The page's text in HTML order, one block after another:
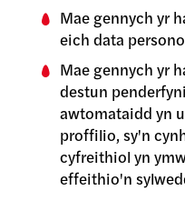
Mae gennych yr
eich data
Mae gennych yr
destun
awtomataidd yn
proffilio, sy'n
cyfreithiol yn
effeithio'n